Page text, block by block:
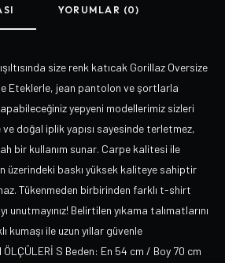
YORUMLAR (0)
size renk katıcak Gorillaz Oversize
Eteklerle, jean pantolon ve şortlarla
yepyeni modellerimiz sizleri
doğal iplik yapısı sayesinde terletmez,
bir kullanım sunar. Carpe kalitesi ile
üzerindeki baskı yüksek kaliteye sahiptir
Tükenmeden birbirinden farklı t-shirt
unutmayınız! Belirtilen yıkama talımatlarını
kumaşı ile uzun yıllar güvenle
ÖLÇÜLERİ S Beden: En 54 cm / Boy 70 cm